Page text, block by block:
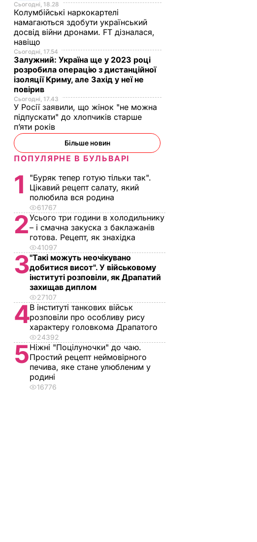
Сьогодні, 18.28
Колумбійські наркокартелі
намагаються здобути український
досвід війни дронами. FT дізналася,
навіщо
Сьогодні, 17.54
Залужний: Україна ще у 2023 році
розробила операцію з дистанційної
ізоляції Криму, але Захід у неї не
повірив
Сьогодні, 17.43
У Росії заявили, що жінок "не можна
підпускати" до хлопчиків старше
п’яти років
Більше новин
ПОПУЛЯРНЕ В БУЛЬВАРІ
1
"Буряк тепер готую тільки так".
Цікавий рецепт салату, який
полюбила вся родина
61767
2Усього три години в холодильнику
– і смачна закуска з баклажанів
готова. Рецепт, як знахідка
41097
3"Такі можуть неочікувано
добитися висот". У військовому
інституті розповіли, як Драпатий
захищав диплом
27107
4В інституті танкових військ
розповіли про особливу рису
характеру головкома Драпатого
24392
5Ніжні "Поцілуночки" до чаю.
Простий рецепт неймовірного
печива, яке стане улюбленим у
родині
16776